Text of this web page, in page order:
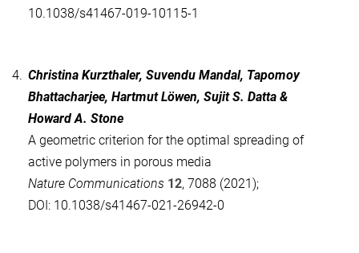
10.1038/s41467-019-10115-1
4. Christina Kurzthaler, Suvendu Mandal, Tapomoy
Bhattacharjee, Hartmut Löwen, Sujit S. Datta &
Howard A. Stone
A geometric criterion for the optimal spreading of
active polymers in porous media
Nature Communications 12, 7088 (2021);
DOI: 10.1038/s41467-021-26942-0